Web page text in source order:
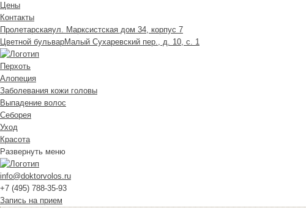
Цены
Контакты
Пролетарскаяул. Марксистская дом 34, корпус 7
Цветной бульварМалый Сухаревский пер., д. 10, с. 1
Перхоть
Алопеция
Заболевания кожи головы
Выпадение волос
Cеборея
Уход
Красота
Развернуть меню
info@doktorvolos.ru
+7 (495) 788-35-93
Запись на прием